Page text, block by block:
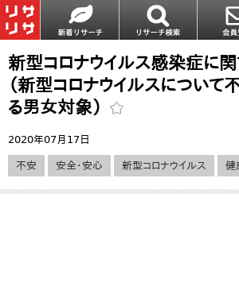
新型コロナウイルス感染症に
（新型コロナウイルスについて
る男女対象）
2020年07月17日
不安 安全・安心 新型コロナウイルス 健